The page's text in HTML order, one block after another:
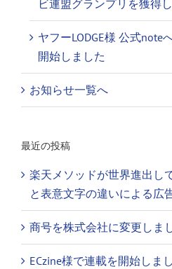
ビ連盟グランプリを獲得
ヤフーLODGE様 公式note
開始しました
お知らせ一覧へ
最近の投稿
楽天メソッドが世界進出し
と表意文字の違いによる広
商号を株式会社に変更しま
ECzine様で連載を開始しま